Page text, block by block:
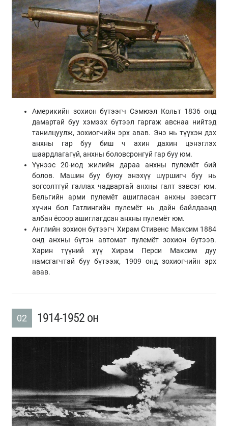
Америкийн зохион бүтээгч Сэмюэл Кольт 1836 онд
дамартай буу хэмээх бүтээл гаргаж авснаа нийтэд
танилцуулж, зохиогчийн эрх авав. Энэ нь түүхэн дэх
анхны гар буу биш ч ахин дахин цэнэглэх
шаардлагагүй, анхны боловсронгуй гар буу юм.
Үүнээс 20-иод жилийн дараа анхны пулемёт бий
болов. Машин буу буюу энэхүү шүршигч буу нь
зогсолтгүй галлах чадвартай анхны галт зэвсэг юм.
Бельгийн арми пулемёт ашигласан анхны зэвсэгт
хүчин бол Гатлингийн пулемёт нь дайн байлдаанд
албан ёсоор ашиглагдсан анхны пулемёт юм.
Английн зохион бүтээгч Хирам Стивенс Максим 1884
онд анхны бүтэн автомат пулемёт зохион бүтээв.
Харин түүний хүү Хирам Перси Максим дуу
намсгагчтай буу бүтээж, 1909 онд зохиогчийн эрх
авав.
02 1914-1952 он